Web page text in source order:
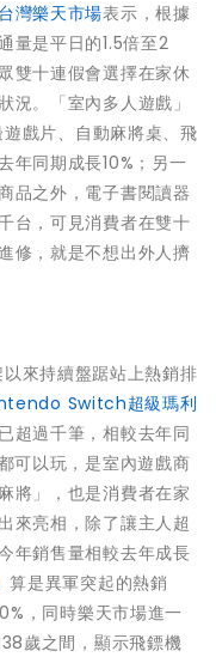
台灣樂天市場表示，根據
量是平日的1.5倍至2
雙十連假會選擇在家休
況。「室內多人遊戲」
戲片、自動麻將桌、飛
年同期成長10%；另一
品之外，電子書閱讀器
台，可見消費者在雙十
修，就是不想出外人擠
來持續盤踞站上熱銷排
Switch超級瑪利
超過千筆，相較去年同
可以玩，是室內遊戲商
將」，也是消費者在家
來亮相，除了讓主人超
年銷售量相較去年成長
算是異軍突起的熱銷
，同時樂天市場進一
歲之間，顯示飛鏢機